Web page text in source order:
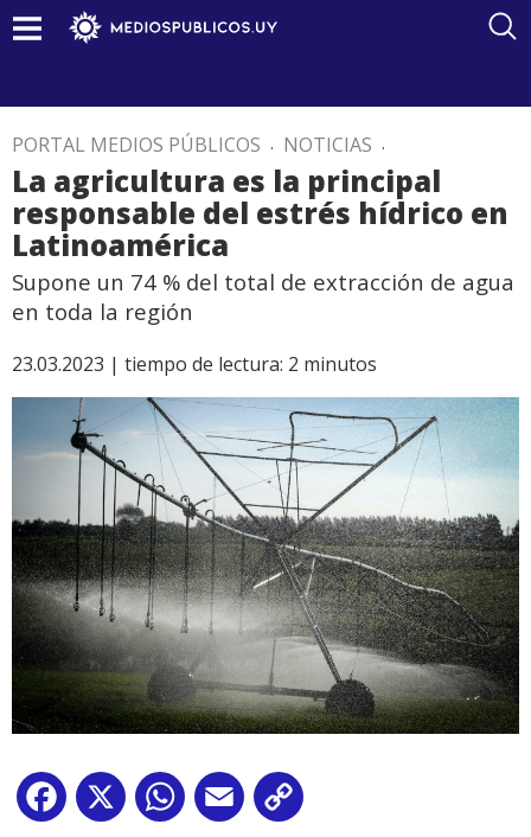
PORTAL MEDIOS PÚBLICOS . NOTICIAS .
La agricultura es la principal
responsable del estrés hídrico en
Latinoamérica
Supone un 74 % del total de extracción de agua
en toda la región
23.03.2023 | tiempo de lectura: 2 minutos
Facebook
X WhatsApp
Email